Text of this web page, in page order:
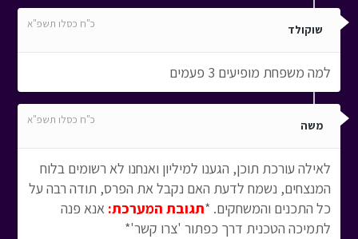
שוקולד כ"ח כסלו תשפ"א
למה משפחת מופיעים 3 פעמים
משה כ"ח כסלו תשפ"א
לאילה עורכת תוכן, הגענו למיליון ואנחנו לא רשומים בלוח
המנצחים, נשמח לדעת האם נקבל את הפרס, תודה רבה על
כל התכנים והמשחקים. *תגובת המערכת: אנא פנה
לתמיכה הטכנית דרך כפתור 'צרו קשר'*